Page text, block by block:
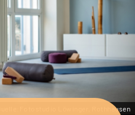
Quelle:Fotostudio Löwinger, Rothhausen